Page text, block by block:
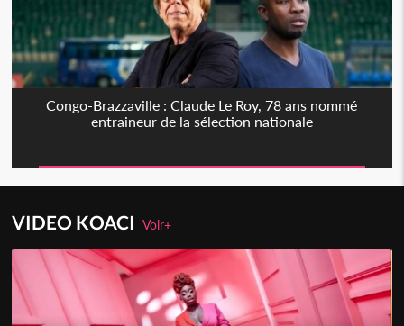
Congo-Brazzaville : Claude Le Roy, 78 ans nommé
entraineur de la sélection nationale
VIDEO KOACIVoir+